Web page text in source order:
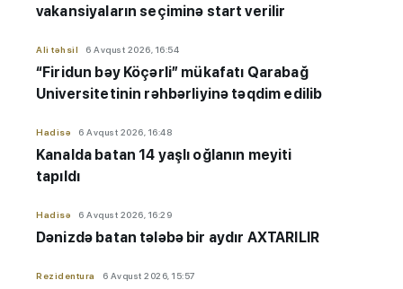
vakansiyaların seçiminə start verilir
Ali təhsil 6 Avqust 2026, 16:54
“Firidun bəy Köçərli” mükafatı Qarabağ
Universitetinin rəhbərliyinə təqdim edilib
Hadisə 6 Avqust 2026, 16:48
Kanalda batan 14 yaşlı oğlanın meyiti
tapıldı
Hadisə 6 Avqust 2026, 16:29
Dənizdə batan tələbə bir aydır AXTARILIR
Rezidentura 6 Avqust 2026, 15:57